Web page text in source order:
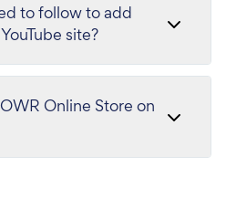
to follow to add
site?
Online Store on